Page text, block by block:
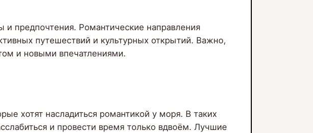
предпочтения. Романтические направления
путешествий и культурных открытий. Важно,
и новыми впечатлениями.
хотят насладиться романтикой у моря. В таких
и провести время только вдвоём. Лучшие